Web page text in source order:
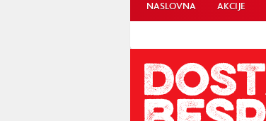
NASLOVNA AKCIJE